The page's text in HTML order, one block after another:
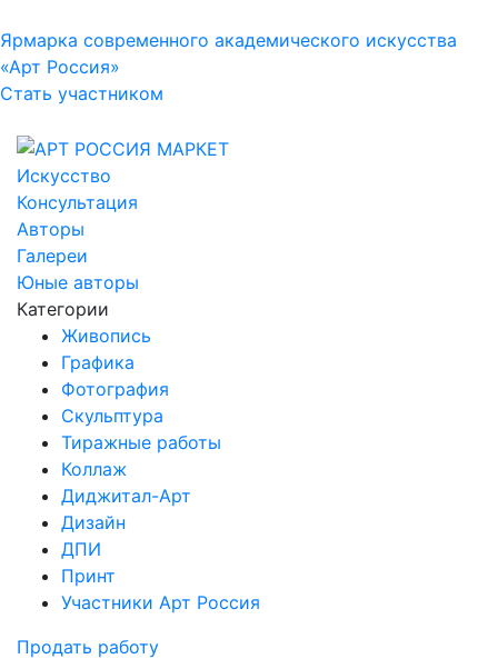
Ярмарка современного академического искусства
«Арт Россия»
Стать участником
Искусство
Консультация
Авторы
Галереи
Юные авторы
Категории
Живопись
Графика
Фотография
Скульптура
Тиражные работы
Коллаж
Диджитал-Арт
Дизайн
ДПИ
Принт
Участники Арт Россия
Продать работу